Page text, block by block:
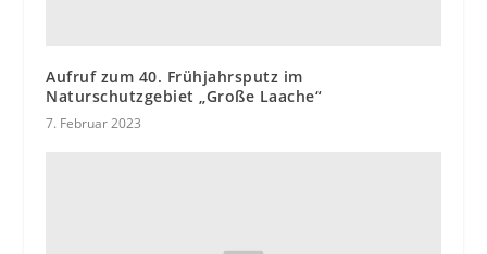
Aufruf zum 40. Frühjahrsputz im
Naturschutzgebiet „Große Laache“
7. Februar 2023